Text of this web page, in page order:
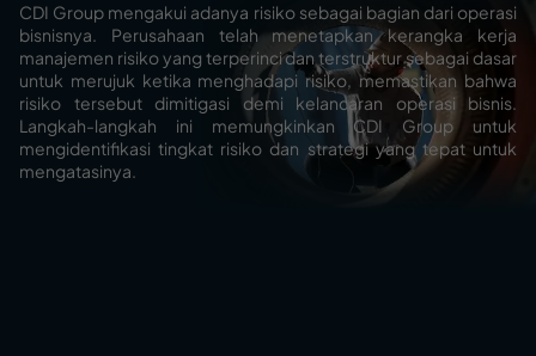
CDI Group mengakui adanya risiko sebagai bagian dari operasi
bisnisnya. Perusahaan telah menetapkan kerangka kerja
manajemen risiko yang terperinci dan terstruktur sebagai dasar
untuk merujuk ketika menghadapi risiko, memastikan bahwa
risiko tersebut dimitigasi demi kelancaran operasi bisnis.
Langkah-langkah ini memungkinkan CDI Group untuk
mengidentifikasi tingkat risiko dan strategi yang tepat untuk
mengatasinya.